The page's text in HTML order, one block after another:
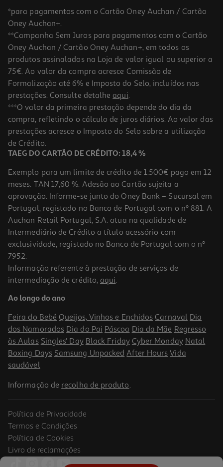
-20%
Puzzle Fachada Azul Olivo 1000 Peças
7.99 €/un
Price reduced from
9,99 €to
7,99 €
Promoção
-25%
Puzzle Horses Clementoni 1000 Peças
9.74 €/un
9,74 €
Promoção
-25%
*para pagamentos com o Cartão Oney Auchan / Cartão
Oney Auchan+.
**Campanha Sem Juros para pagamentos com o Cartão
Oney Auchan / Cartão Oney Auchan+, em todos os
produtos assinalados na Loja de valor igual ou superior a
75€. Ao valor da compra acresce Comissão de
Formalização até 6% e Imposto do Selo, incluídos nas
prestações. Consulte detalhe aqui.
***O valor da primeira prestação depende do dia da
compra, refletindo o cálculo de juros diários. Ao valor das
prestações acresce o Imposto do Selo sobre a utilização
de Crédito.
TAEG DO CARTÃO DE CRÉDITO: 18,4 %
Exemplo para um limite de crédito de 1.500€ pago em 12
meses. TAN 17,60 %. Adesão ao Cartão sujeita a
aprovação. Informe-se junto do Oney Bank – Sucursal em
Portugal, registado no Banco de Portugal com o nº 881. A
Auchan Retail Portugal, S.A. atua na qualidade de
Intermediário de Crédito a título acessório com
exclusividade, registado no Banco de Portugal com o nº
7952.
Informação referente à prestação de serviços de
intermediação de crédito, aqui.
Ao longo do ano
Feira do Bebé Queijos, Vinhos e Enchidos Carnaval Dia
dos Namorados Dia do Pai Páscoa Dia da Mãe Regresso
às Aulas Singles' Day Black Friday Cyber Monday Natal
Boxing Days Samsung Unpacked After Hours Vida
saudável
Informação de recolha de produto.
Política de Privacidade
Termos e Condições
Política de Cookies
Livro de reclamações